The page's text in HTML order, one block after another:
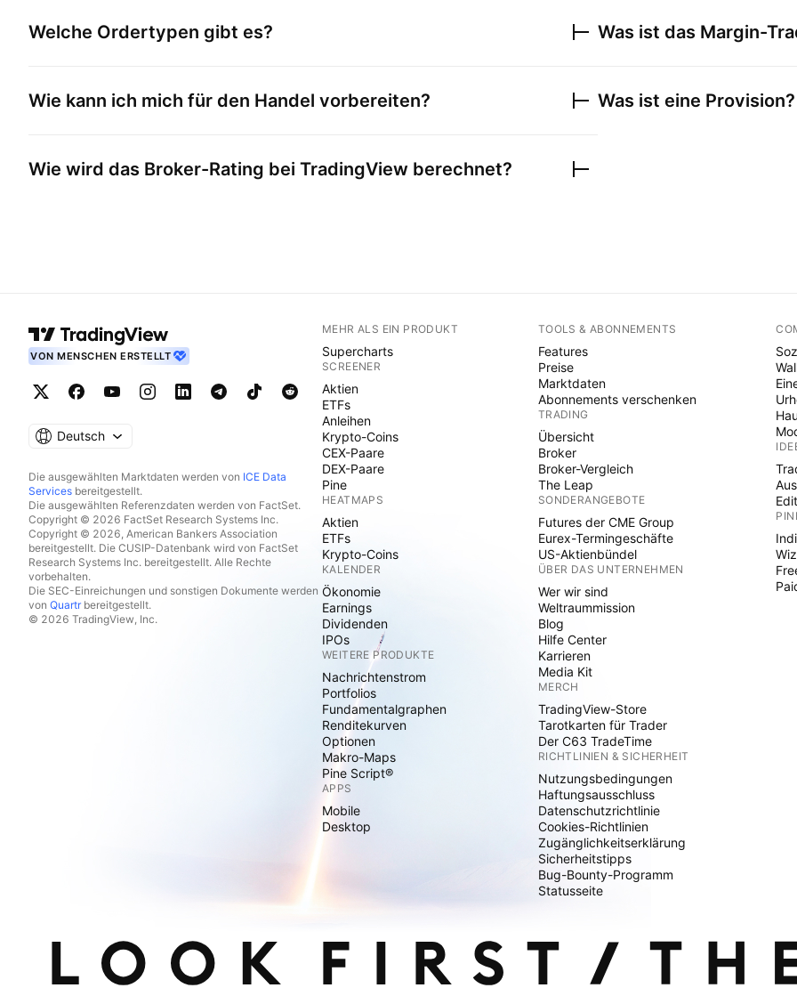
Welche Ordertypen gibt es?
Wie kann ich mich für den Handel vorbereiten?
Wie wird das Broker-Rating bei TradingView berechnet?
Was ist das Margin-
Was ist eine Provision?
VON MENSCHEN ERSTELLT
Deutsch
Die ausgewählten Marktdaten werden von ICE Data
Services bereitgestellt.
Die ausgewählten Referenzdaten werden von FactSet.
Copyright © 2026 FactSet Research Systems Inc.
Copyright © 2026, American Bankers Association
bereitgestellt. Die CUSIP-Datenbank wird von FactSet
Research Systems Inc. bereitgestellt. Alle Rechte
vorbehalten.
Die SEC-Einreichungen und sonstigen Dokumente werden
von Quartrbereitgestellt.
© 2026 TradingView, Inc.
MEHR ALS EIN PRODUKT
Supercharts
SCREENER
Aktien
ETFs
Anleihen
Krypto-Coins
CEX-Paare
DEX-Paare
Pine
HEATMAPS
Aktien
ETFs
Krypto-Coins
KALENDER
Ökonomie
Earnings
Dividenden
IPOs
WEITERE PRODUKTE
Nachrichtenstrom
Portfolios
Fundamentalgraphen
Renditekurven
Optionen
Makro-Maps
Pine Script®
APPS
Mobile
Desktop
TOOLS & ABONNEMENTS
Features
Preise
Marktdaten
Abonnements verschenken
TRADING
Übersicht
Broker
Broker-Vergleich
The Leap
SONDERANGEBOTE
Futures der CME Group
Eurex-Termingeschäfte
US-Aktienbündel
ÜBER DAS UNTERNEHMEN
Wer wir sind
Weltraummission
Blog
Hilfe Center
Karrieren
Media Kit
MERCH
TradingView-Store
Tarotkarten für Trader
Der C63 TradeTime
RICHTLINIEN & SICHERHEIT
Nutzungsbedingungen
Haftungsausschluss
Datenschutzrichtlinie
Cookies-Richtlinien
Zugänglichkeitserklärung
Sicherheitstipps
Bug-Bounty-Programm
Statusseite